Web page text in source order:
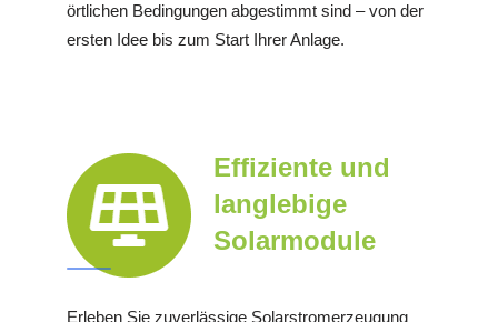
örtlichen Bedingungen abgestimmt sind – von der
ersten Idee bis zum Start Ihrer Anlage.
Effiziente und
langlebige
Solarmodule
Erleben Sie zuverlässige Solarstromerzeugung